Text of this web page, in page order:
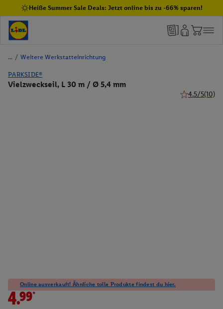
Heiße Summer Sale Deals: Jetzt online bis zu -66% sparen!
/ Weitere Werkstatteinrichtung
PARKSIDE®
Vielzweckseil, L 30 m / Ø 5,4 mm
4.5/5(10)
Online ausverkauft! Ähnliche tolle Produkte findest du hier.
4.99*